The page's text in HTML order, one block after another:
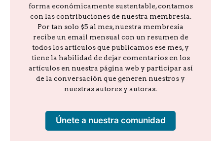
forma económicamente sustentable, contamos
con las contribuciones de nuestra membresía.
Por tan solo $5 al mes, nuestra membresía
recibe un email mensual con un resumen de
todos los artículos que publicamos ese mes, y
tiene la habilidad de dejar comentarios en los
artículos en nuestra página web y participar así
de la conversación que generen nuestros y
nuestras autores y autoras.
Únete a nuestra comunidad